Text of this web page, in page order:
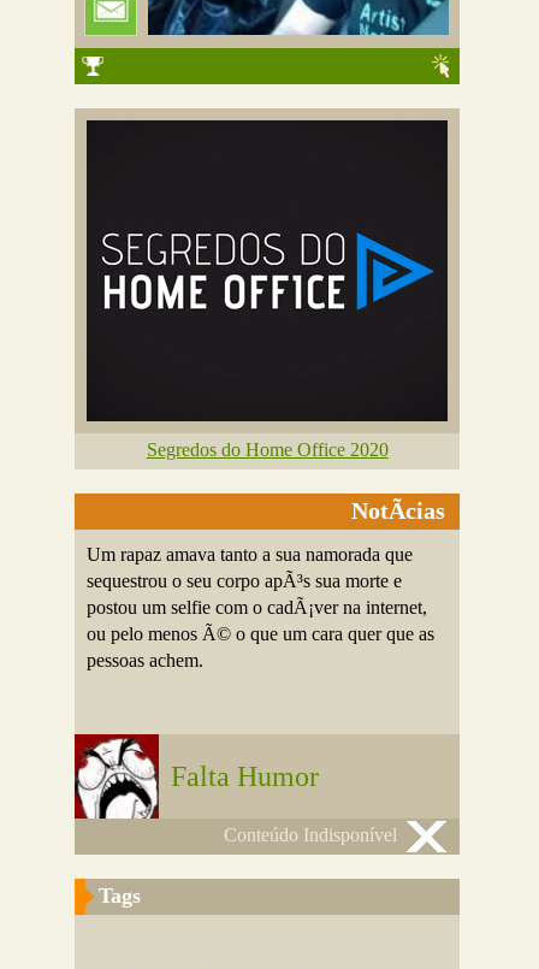
Segredos do Home Office 2020
NotÃ­cias
Um rapaz amava tanto a sua namorada que
sequestrou o seu corpo apÃ³s sua morte e
postou um selfie com o cadÃ¡ver na internet,
ou pelo menos Ã© o que um cara quer que as
pessoas achem.
Falta Humor
Conteúdo Indisponível
Tags